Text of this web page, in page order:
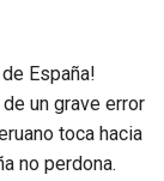
España!
un grave error
toca hacia
no perdona.